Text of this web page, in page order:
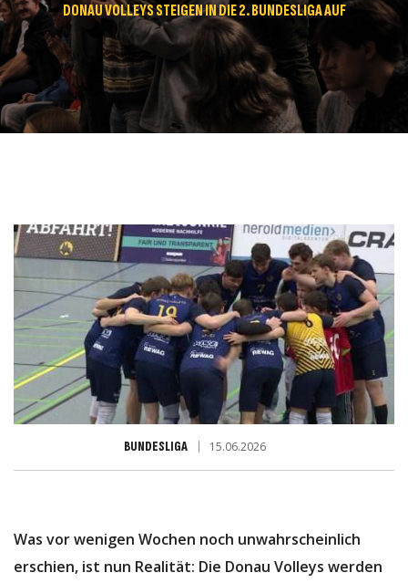
DONAU VOLLEYS STEIGEN IN DIE 2. BUNDESLIGA AUF
BUNDESLIGA 15.06.2026
Was vor wenigen Wochen noch unwahrscheinlich
erschien, ist nun Realität: Die Donau Volleys werden